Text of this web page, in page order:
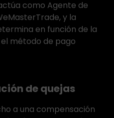
como Agente de
y la
en función de la
método de pago
de quejas
a una compensación